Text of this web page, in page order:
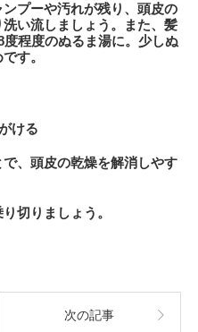
プーや汚れが残り、頭皮の
い流しましょう。また、髪
程度のぬるま湯に。少しぬ
す。
ける
、頭皮の乾燥を解消しやす
切りましょう。
次の記事